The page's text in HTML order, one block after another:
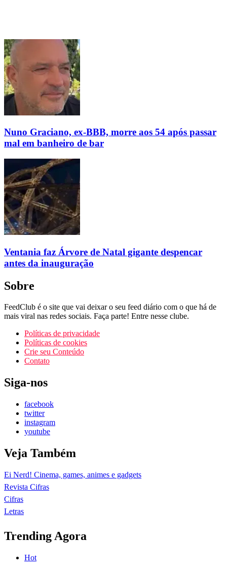
Nuno Graciano, ex-BBB, morre aos 54 após passar
mal em banheiro de bar
Ventania faz Árvore de Natal gigante despencar
antes da inauguração
Sobre
FeedClub é o site que vai deixar o seu feed diário com o que há de
mais viral nas redes sociais. Faça parte! Entre nesse clube.
Políticas de privacidade
Políticas de cookies
Crie seu Conteúdo
Contato
Siga-nos
facebook
twitter
instagram
youtube
Veja Também
Ei Nerd! Cinema, games, animes e gadgets
Revista Cifras
Cifras
Letras
Trending Agora
Hot